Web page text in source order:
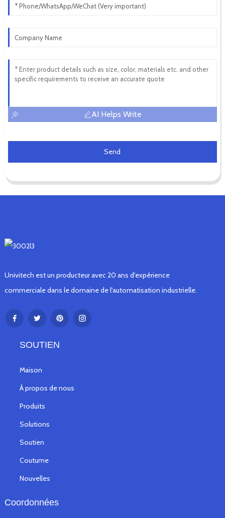
AI Helps Write
Send
Univitech est un producteur avec 20 ans d'expérience
commerciale dans le domaine de l'automatisation industrielle.
SOUTIEN
Maison
À propos de nous
Produits
Solutions
Soutien
Coutume
Nouvelles
Coordonnées